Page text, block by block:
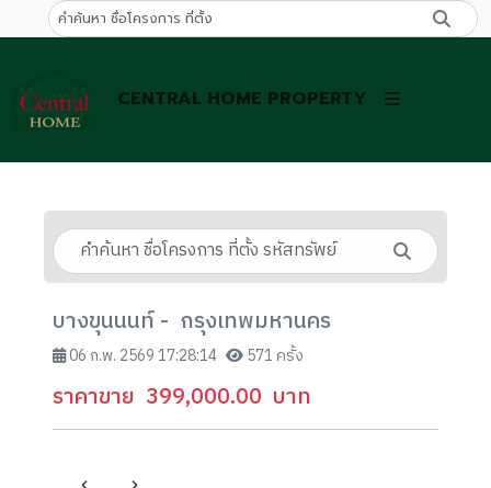
CENTRAL HOME PROPERTY
บางขุนนนท์ - กรุงเทพมหานคร
06 ก.พ. 2569 17:28:14 571 ครั้ง
ราคาขาย 399,000.00 บาท